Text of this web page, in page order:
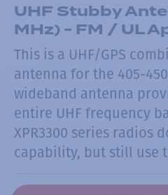
UHF Stubby
MHz) - FM / UL
This is a UHF/GPS
antenna for the 405-
wideband antenna
entire UHF frequency
XPR3300 series radios
capability, but still use